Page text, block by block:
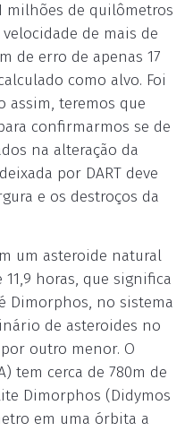
milhões de quilômetros
de mais de
de erro de apenas 17
como alvo. Foi
assim, teremos que
confirmarmos se de
na alteração da
por DART deve
e os destroços da
um asteroide natural
horas, que significa
Dimorphos, no sistema
de asteroides no
outro menor. O
tem cerca de 780m de
Dimorphos (Didymos
em uma órbita a